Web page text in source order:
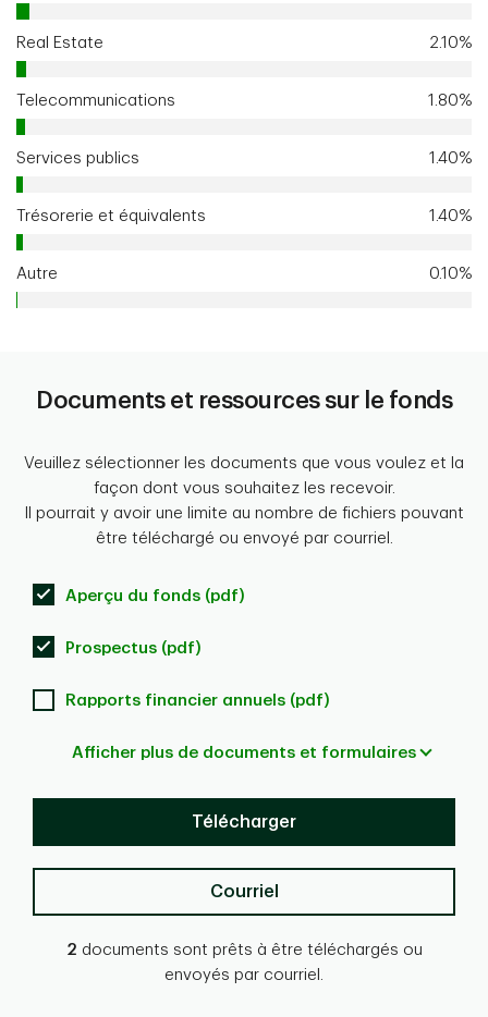
Real Estate 2.10%
Telecommunications 1.80%
Services publics 1.40%
Trésorerie et équivalents 1.40%
Autre 0.10%
Documents et ressources sur le fonds
Veuillez sélectionner les documents que vous voulez et la
façon dont vous souhaitez les recevoir.
Il pourrait y avoir une limite au nombre de fichiers pouvant
être téléchargé ou envoyé par courriel.
Aperçu du fonds (pdf)
Prospectus (pdf)
Rapports financier annuels (pdf)
Afficher plus de documents et formulaires
Télécharger
Courriel
2 documents sont prêts à être téléchargés ou
envoyés par courriel.